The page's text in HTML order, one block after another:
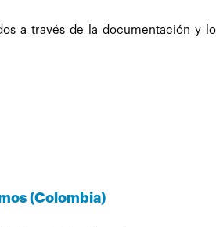
de ayuda tanto de
con los profesores han sido
a través de la documentación y
(Colombia)